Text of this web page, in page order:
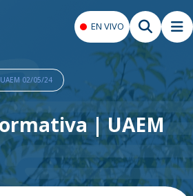
EN VIVO
02/05/24
| UAEM